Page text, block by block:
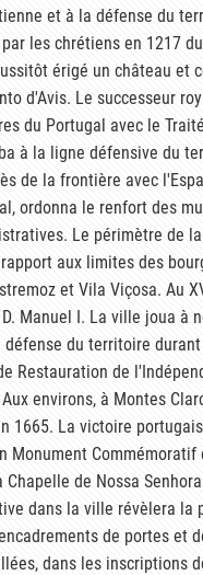
et à la défense du
les chrétiens en 1217
érigé un château et
d'Avis. Le successeur
du Portugal avec le
à la ligne défensive du
de la frontière avec
ordonna le renfort des
Le périmètre de
aux limites des
et Vila Viçosa. Au
Manuel I. La ville joua à
du territoire
Restauration de
environs, à Montes
1665. La victoire
Monument Commémoratif
de Nossa
dans la ville révèlera la
de portes et
dans les inscriptions